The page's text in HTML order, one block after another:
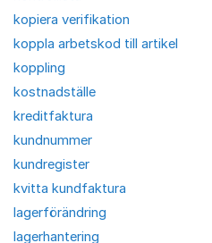
kopiera verifikation
koppla arbetskod till artikel
koppling
kostnadställe
kreditfaktura
kundnummer
kundregister
kvitta kundfaktura
lagerförändring
lagerhantering